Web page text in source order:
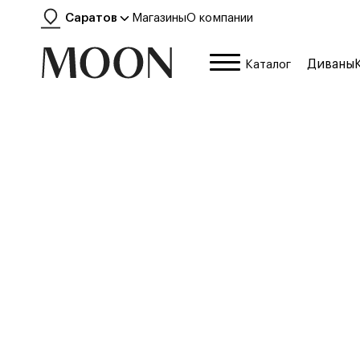
Саратов МагазиныО компании
Каталог Диваны